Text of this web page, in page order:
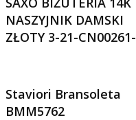
NASZYJNIK DAMSKI
ZŁOTY 3-21-CN00261-
Staviori Bransoleta
BMM5762